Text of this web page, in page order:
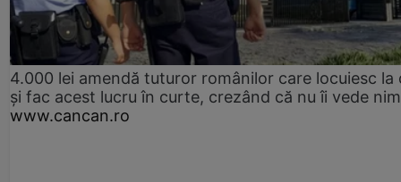
4.000 lei amendă tuturor românilor care locuiesc la
și fac acest lucru în curte, crezând că nu îi vede
www.cancan.ro